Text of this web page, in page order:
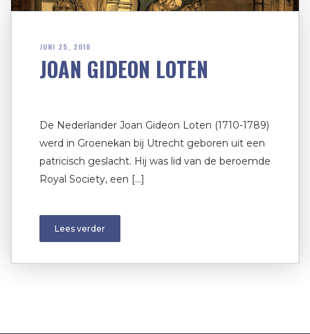
JUNI 25, 2018
JOAN GIDEON LOTEN
De Nederlander Joan Gideon Loten (1710-1789)
werd in Groenekan bij Utrecht geboren uit een
patricisch geslacht. Hij was lid van de beroemde
Royal Society, een […]
Lees verder